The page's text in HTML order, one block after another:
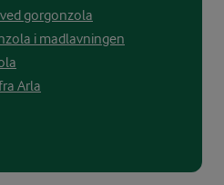
gorgonzola
i madlavningen
Arla